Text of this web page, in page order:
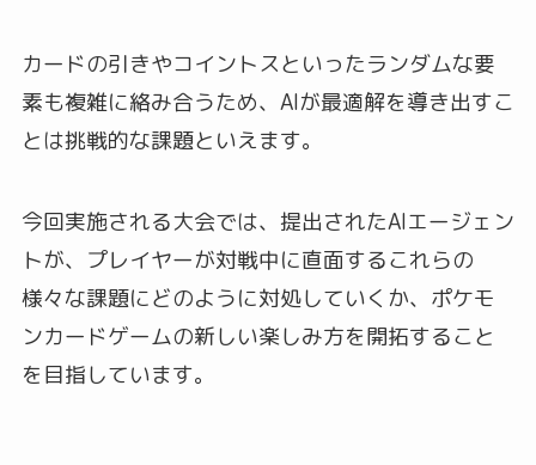
カードの引きやコイントスといったランダムな要
素も複雑に絡み合うため、AIが最適解を導き出すこ
とは挑戦的な課題といえます。
今回実施される大会では、提出されたAIエージェン
トが、プレイヤーが対戦中に直面するこれらの
様々な課題にどのように対処していくか、ポケモ
ンカードゲームの新しい楽しみ方を開拓すること
を目指しています。